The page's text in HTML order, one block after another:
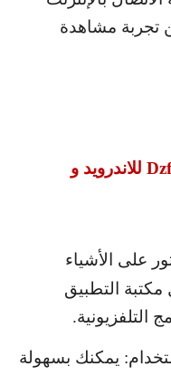
تجربة مشاهدة
للاندرويد و
على الأشياء
مكتبة التطبيق
التلفزيونية.
يمكنك بسهولة